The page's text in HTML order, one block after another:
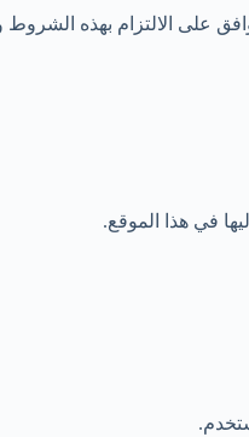
على الالتزام بهذه
في هذا الموقع.